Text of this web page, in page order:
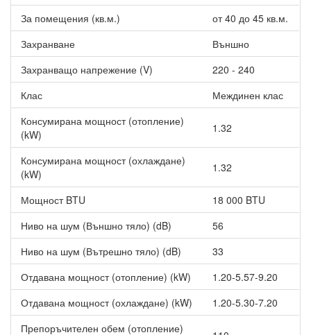
Инверторен климатик Gree GWH18YE-S6DBA1-I/GWH18YE-
S6DBA1-O AMBER NORDIC WiFi, 18000 BTU, Клас A++
преминава в режим на “Размразяване” само при
необходимост, което спестява енергия и осигурява комфорт.
За разлика от него, стандартните климатични системи
преминават е този режим през 1 час.
3D въздушен поток
в хоризонтална, така и във вертикална посока.Постига се
оптималното разпределение на въздуха в помещението. Това
е благодарение на допълнителна втора вертикална клапа за
по - добро разпределение на въздуха в режим “Отопление”.
Нощен режим
Ако желаете здравословен и спокоен сън този модел
климатици е правилният избор. Докато спите температурата
започва да се повишава в режим “Охлаждане” и намалява в
режим “Отопление”.
Турбо режим
За помещения (кв.м.)
от 40 до 45 кв.м.
Захранване
Външно
Захранващо напрежение (V)
220 - 240
Клас
Междинен клас
Консумирана мощност (отопление)
(kW)
1.32
Консумирана мощност (охлаждане)
(kW)
1.32
Мощност BTU
18 000 BTU
Ниво на шум (Външно тяло) (dB)
56
Ниво на шум (Вътрешно тяло) (dB)
33
Отдавана мощност (отопление) (kW)
1.20-5.57-9.20
Отдавана мощност (охлаждане) (kW)
1.20-5.30-7.20
Препоръчителен обем (отопление)